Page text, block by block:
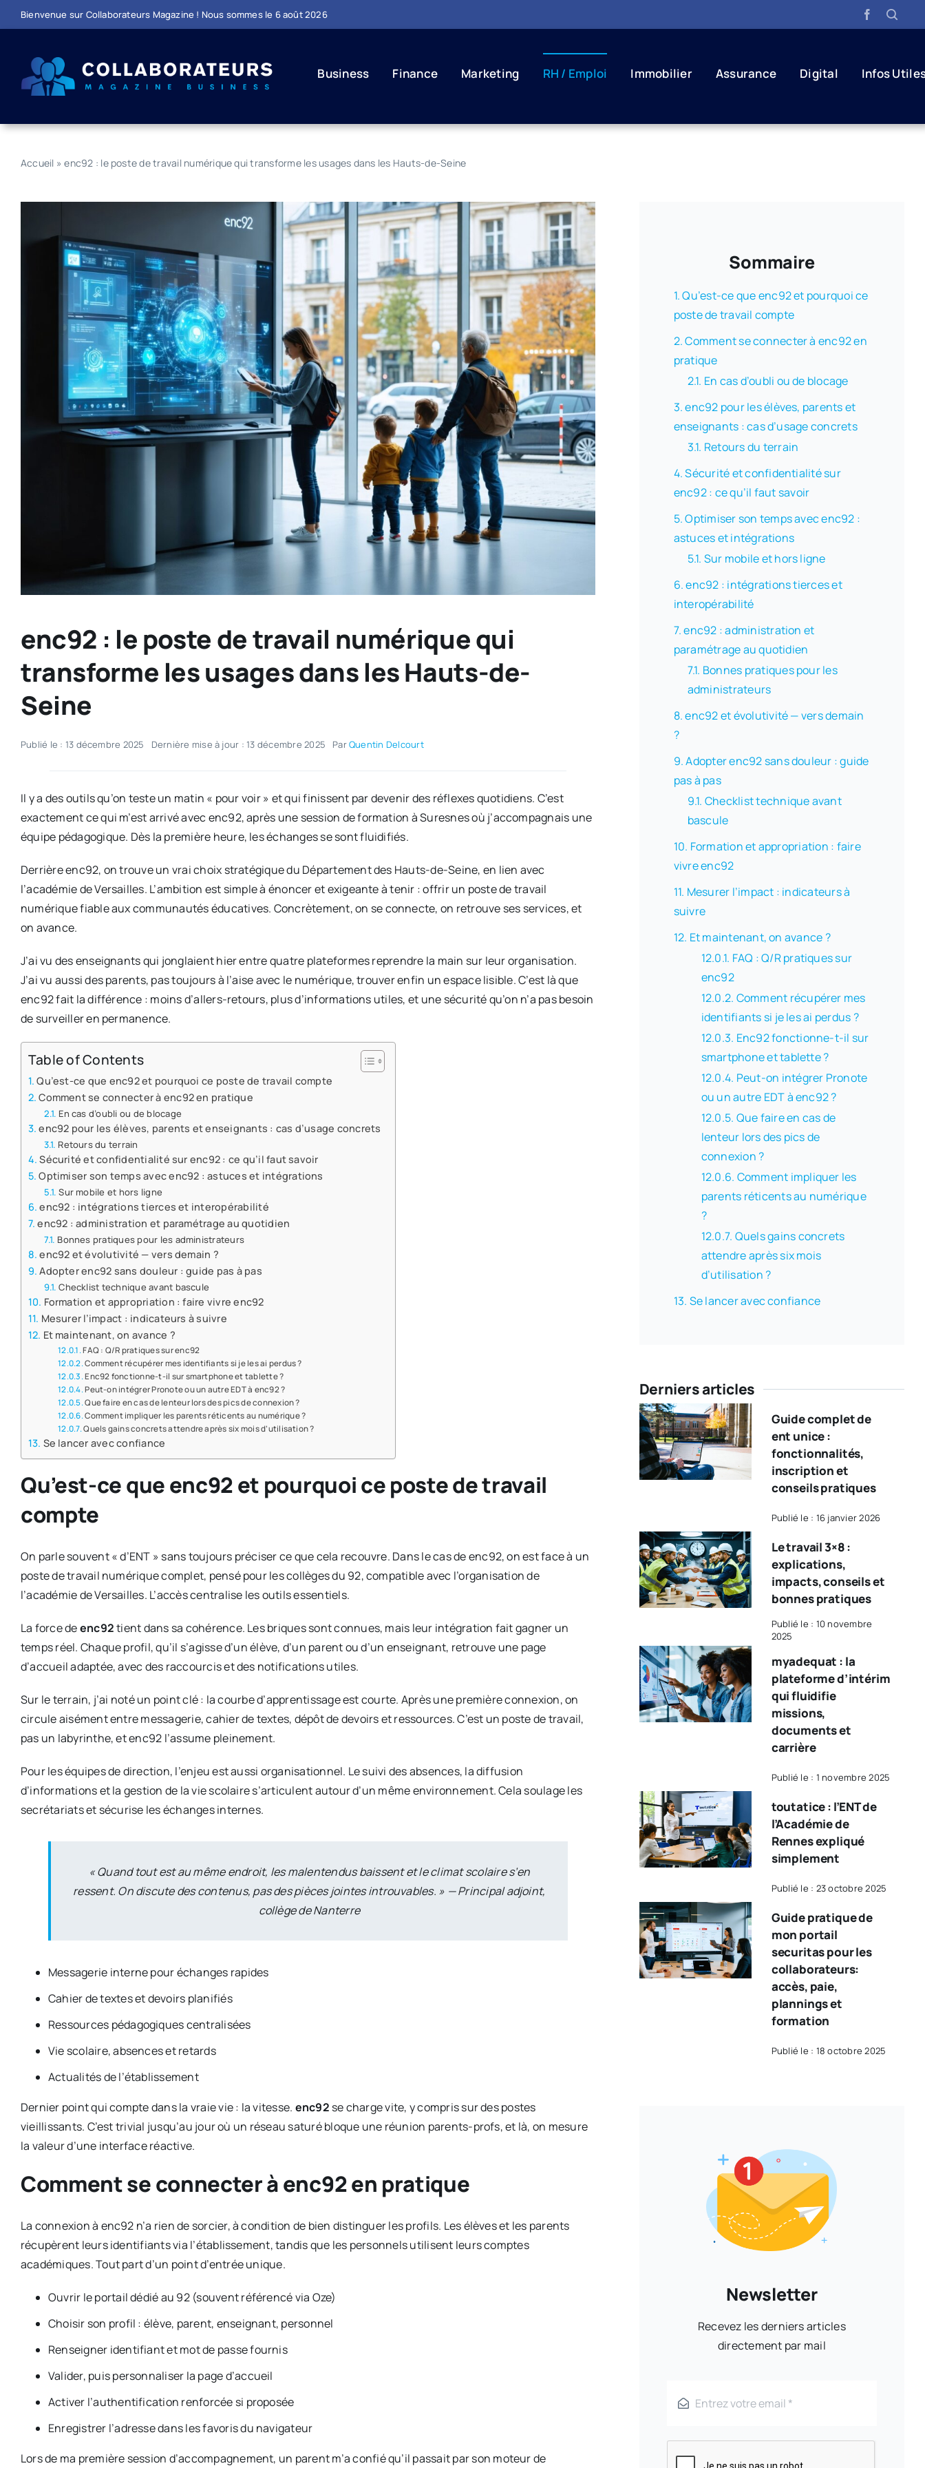
Passer
au
Bienvenue sur Collaborateurs Magazine ! Nous sommes le 6 août 2026
Business Finance Marketing RH / Emploi Immobilier Assurance Digital Infos
Accueil »enc92 : le poste de travail numérique qui transforme les usages dans les Hauts-de-Seine
enc92 : le poste de travail numérique qui
transforme les usages dans les Hauts-de-
Seine
Publié le : 13 décembre 2025 Dernière mise à jour : 13 décembre 2025 ParQuentin Delcourt
Il y a des outils qu’on teste un matin « pour voir » et qui finissent par devenir des réflexes quotidiens. C’est
exactement ce qui m’est arrivé avec enc92, après une session de formation à Suresnes où j’accompagnais une
équipe pédagogique. Dès la première heure, les échanges se sont fluidifiés.
Derrière enc92, on trouve un vrai choix stratégique du Département des Hauts-de-Seine, en lien avec
l’académie de Versailles. L’ambition est simple à énoncer et exigeante à tenir : offrir un poste de travail
numérique fiable aux communautés éducatives. Concrètement, on se connecte, on retrouve ses services, et
on avance.
J’ai vu des enseignants qui jonglaient hier entre quatre plateformes reprendre la main sur leur organisation.
J’ai vu aussi des parents, pas toujours à l’aise avec le numérique, trouver enfin un espace lisible. C’est là que
enc92 fait la différence : moins d’allers-retours, plus d’informations utiles, et une sécurité qu’on n’a pas besoin
de surveiller en permanence.
Table of Contents
Qu’est-ce que enc92 et pourquoi ce poste de travail compte
Comment se connecter à enc92 en pratique
En cas d’oubli ou de blocage
enc92 pour les élèves, parents et enseignants : cas d’usage concrets
Retours du terrain
Sécurité et confidentialité sur enc92 : ce qu’il faut savoir
Optimiser son temps avec enc92 : astuces et intégrations
Sur mobile et hors ligne
enc92 : intégrations tierces et interopérabilité
enc92 : administration et paramétrage au quotidien
Bonnes pratiques pour les administrateurs
enc92 et évolutivité — vers demain ?
Adopter enc92 sans douleur : guide pas à pas
Checklist technique avant bascule
Formation et appropriation : faire vivre enc92
Mesurer l’impact : indicateurs à suivre
Et maintenant, on avance ?
FAQ : Q/R pratiques sur enc92
Comment récupérer mes identifiants si je les ai perdus ?
Enc92 fonctionne-t-il sur smartphone et tablette ?
Peut-on intégrer Pronote ou un autre EDT à enc92 ?
Que faire en cas de lenteur lors des pics de connexion ?
Comment impliquer les parents réticents au numérique ?
Quels gains concrets attendre après six mois d’utilisation ?
Se lancer avec confiance
Qu’est-ce que enc92 et pourquoi ce poste de travail
compte
On parle souvent « d’ENT » sans toujours préciser ce que cela recouvre. Dans le cas de enc92, on est face à un
poste de travail numérique complet, pensé pour les collèges du 92, compatible avec l’organisation de
l’académie de Versailles. L’accès centralise les outils essentiels.
La force deenc92tient dans sa cohérence. Les briques sont connues, mais leur intégration fait gagner un
temps réel. Chaque profil, qu’il s’agisse d’un élève, d’un parent ou d’un enseignant, retrouve une page
d’accueil adaptée, avec des raccourcis et des notifications utiles.
Sur le terrain, j’ai noté un point clé : la courbe d’apprentissage est courte. Après une première connexion, on
circule aisément entre messagerie, cahier de textes, dépôt de devoirs et ressources. C’est un poste de travail,
pas un labyrinthe, et enc92 l’assume pleinement.
Pour les équipes de direction, l’enjeu est aussi organisationnel. Le suivi des absences, la diffusion
d’informations et la gestion de la vie scolaire s’articulent autour d’un même environnement. Cela soulage les
secrétariats et sécurise les échanges internes.
« Quand tout est au même endroit, les malentendus baissent et le climat scolaire s’en
ressent. On discute des contenus, pas des pièces jointes introuvables. » — Principal adjoint,
collège de Nanterre
Messagerie interne pour échanges rapides
Cahier de textes et devoirs planifiés
Ressources pédagogiques centralisées
Vie scolaire, absences et retards
Actualités de l’établissement
Dernier point qui compte dans la vraie vie : la vitesse. enc92 se charge vite, y compris sur des postes
vieillissants. C’est trivial jusqu’au jour où un réseau saturé bloque une réunion parents-profs, et là, on mesure
la valeur d’une interface réactive.
Comment se connecter à enc92 en pratique
La connexion à enc92 n’a rien de sorcier, à condition de bien distinguer les profils. Les élèves et les parents
récupèrent leurs identifiants via l’établissement, tandis que les personnels utilisent leurs comptes
académiques. Tout part d’un point d’entrée unique.
Ouvrir le portail dédié au 92 (souvent référencé via Oze)
Choisir son profil : élève, parent, enseignant, personnel
Renseigner identifiant et mot de passe fournis
Valider, puis personnaliser la page d’accueil
Activer l’authentification renforcée si proposée
Enregistrer l’adresse dans les favoris du navigateur
Lors de ma première session d’accompagnement, un parent m’a confié qu’il passait par son moteur de
Sommaire
Qu’est-ce que enc92 et pourquoi ce
poste de travail compte
Comment se connecter à enc92 en
pratique
En cas d’oubli ou de blocage
enc92 pour les élèves, parents et
enseignants : cas d’usage concrets
Retours du terrain
Sécurité et confidentialité sur
enc92 : ce qu’il faut savoir
Optimiser son temps avec enc92 :
astuces et intégrations
Sur mobile et hors ligne
enc92 : intégrations tierces et
interopérabilité
enc92 : administration et
paramétrage au quotidien
Bonnes pratiques pour les
administrateurs
enc92 et évolutivité — vers demain
?
Adopter enc92 sans douleur : guide
pas à pas
Checklist technique avant
bascule
Formation et appropriation : faire
vivre enc92
Mesurer l’impact : indicateurs à
suivre
Et maintenant, on avance ?
FAQ : Q/R pratiques sur
enc92
Comment récupérer mes
identifiants si je les ai perdus ?
Enc92 fonctionne-t-il sur
smartphone et tablette ?
Peut-on intégrer Pronote
ou un autre EDT à enc92 ?
Que faire en cas de
lenteur lors des pics de
connexion ?
Comment impliquer les
parents réticents au numérique
?
Quels gains concrets
attendre après six mois
d’utilisation ?
Se lancer avec confiance
Derniers articles
Guide complet de
ent unice :
fonctionnalités,
inscription et
conseils pratiques
Publié le : 16 janvier 2026
Le travail 3×8 :
explications,
impacts, conseils et
bonnes pratiques
Publié le : 10 novembre
2025
myadequat : la
plateforme d’intérim
qui fluidifie
missions,
documents et
carrière
Publié le : 1 novembre 2025
toutatice : l’ENT de
l’Académie de
Rennes expliqué
simplement
Publié le : 23 octobre 2025
Guide pratique de
mon portail
securitas pour les
collaborateurs:
accès, paie,
plannings et
formation
Publié le : 18 octobre 2025
Newsletter
Recevez les derniers articles
directement par mail